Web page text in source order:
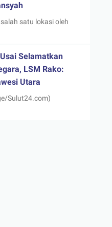
satu lokasi oleh
Selamatkan
LSM Rako:
Utara
Sulut24.com)